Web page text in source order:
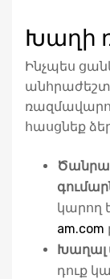
Խաղի
Ինչպես
անհրաժեշտ
հասցնեք
կարող
am.com
Խաղալ
դուք